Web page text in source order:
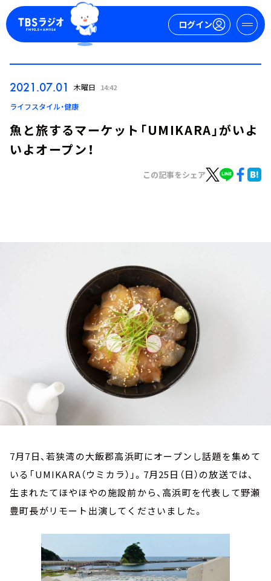
ログイン
ログイン
イベント・グッズ
YouTube
会社情報
2021.07.01 木曜日 14:42
ライフスタイル・健康
魚と旅するマーケット「UMIKARA」がいよ
いよオープン！
この記事をシェア
7月7日、若狭湾の大飯郡高浜町にオープンし話題を集めて
いる「UMIKARA（ウミカラ）」。7月25日（日）の放送では、
生まれたてほやほやの施設前から、高浜町を代表して野瀬
豊町長がリモート出演してくださいました。